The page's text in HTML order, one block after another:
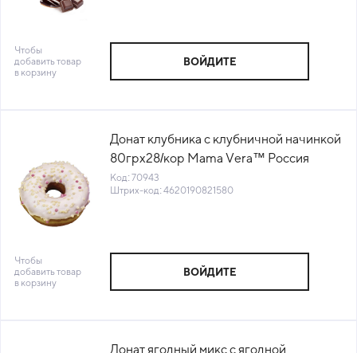
Чтобы
добавить товар
в корзину
ВОЙДИТЕ
Донат клубника с клубничной начинкой
80грх28/кор Mama Vera™ Россия
(КОР) (441) (КОД 70943) (-18°С)
Код: 70943
Штрих-код: 4620190821580
Чтобы
добавить товар
в корзину
ВОЙДИТЕ
Донат ягодный микс с ягодной